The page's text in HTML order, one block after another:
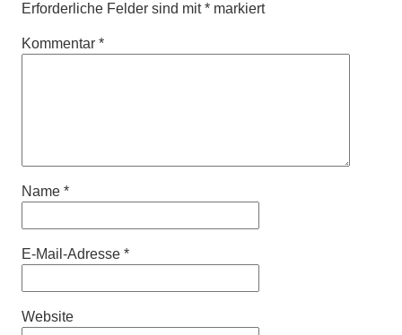
Erforderliche Felder sind mit*markiert
Kommentar *
Name *
E-Mail-Adresse *
Website